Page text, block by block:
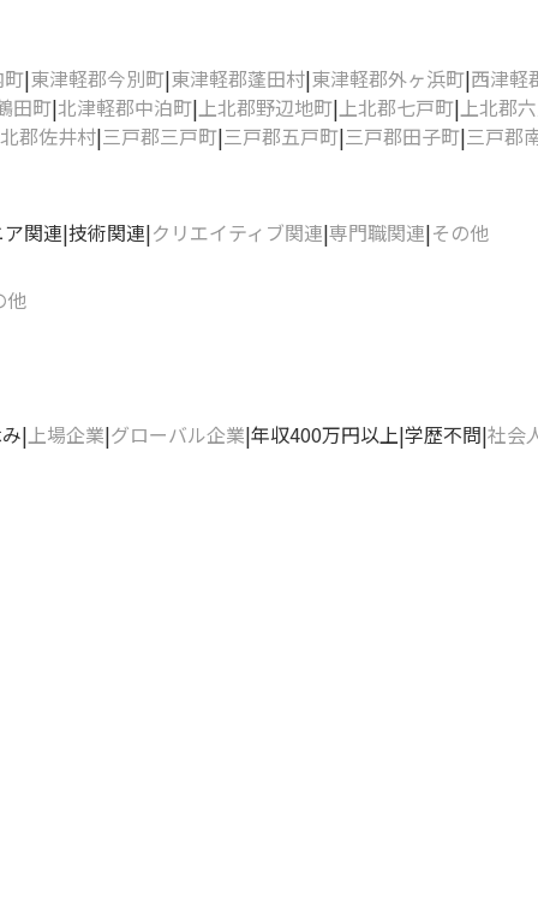
東津軽郡今別町 東津軽郡蓬田村 東津軽郡外ヶ浜町 西津軽
田町 北津軽郡中泊町 上北郡野辺地町 上北郡七戸町 上北郡
郡佐井村 三戸郡三戸町 三戸郡五戸町 三戸郡田子町 三戸郡
関連 技術関連 クリエイティブ関連 専門職関連 その他
他
上場企業 グローバル企業 年収400万円以上 学歴不問 社会